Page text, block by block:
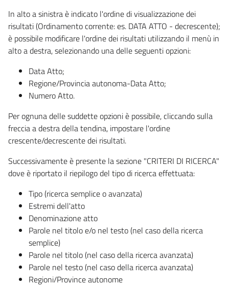
In alto a sinistra è indicato l'ordine di visualizzazione dei
risultati (Ordinamento corrente: es. DATA ATTO - decrescente);
è possibile modificare l'ordine dei risultati utilizzando il menù in
alto a destra, selezionando una delle seguenti opzioni:
Data Atto;
Regione/Provincia autonoma-Data Atto;
Numero Atto.
Per ognuna delle suddette opzioni è possibile, cliccando sulla
freccia a destra della tendina, impostare l'ordine
crescente/decrescente dei risultati.
Successivamente è presente la sezione "CRITERI DI RICERCA"
dove è riportato il riepilogo del tipo di ricerca effettuata:
Tipo (ricerca semplice o avanzata)
Estremi dell'atto
Denominazione atto
Parole nel titolo e/o nel testo (nel caso della ricerca
semplice)
Parole nel titolo (nel caso della ricerca avanzata)
Parole nel testo (nel caso della ricerca avanzata)
Regioni/Province autonome